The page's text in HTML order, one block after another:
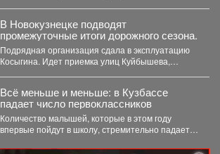
В Новокузнецке подводят
промежуточные итоги дорожного сезона.
Подрядная организация сдала в эксплуатацию
Косыгина. Идет приемка улиц Куйбышева,
Всё меньше и меньше: в Кузбассе
падает число первоклассников
Количество малышей, которые в этом году
впервые пойдут в школу, стремительно падает в